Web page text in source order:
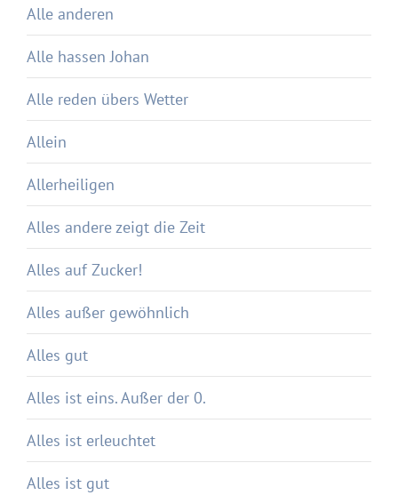
Alle anderen
Alle hassen Johan
Alle reden übers Wetter
Allein
Allerheiligen
Alles andere zeigt die Zeit
Alles auf Zucker!
Alles außer gewöhnlich
Alles gut
Alles ist eins. Außer der 0.
Alles ist erleuchtet
Alles ist gut